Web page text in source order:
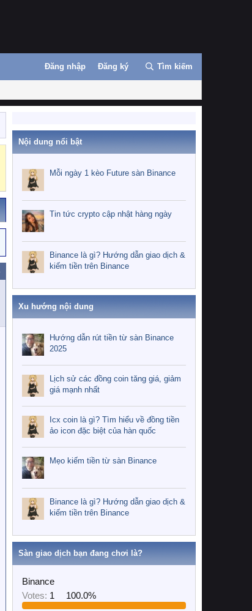
Đăng nhập Đăng ký Tìm kiếm
Nội dung nổi bật
Mỗi ngày 1 kèo Future sàn Binance
Tin tức crypto cập nhật hàng ngày
Binance là gì? Hướng dẫn giao dịch &
kiếm tiền trên Binance
Xu hướng nội dung
Hướng dẫn rút tiền từ sàn Binance
2025
Lịch sử các đồng coin tăng giá, giảm
giá mạnh nhất
Icx coin là gì? Tìm hiểu về đồng tiền
ảo icon đặc biệt của hàn quốc
Mẹo kiếm tiền từ sàn Binance
Binance là gì? Hướng dẫn giao dịch &
kiếm tiền trên Binance
Sàn giao dịch bạn đang chơi là?
Binance
Votes: 1 100.0%